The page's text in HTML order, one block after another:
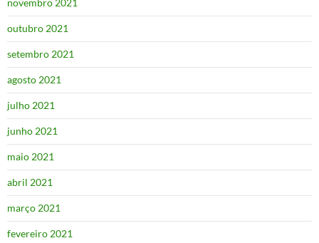
novembro 2021
outubro 2021
setembro 2021
agosto 2021
julho 2021
junho 2021
maio 2021
abril 2021
março 2021
fevereiro 2021